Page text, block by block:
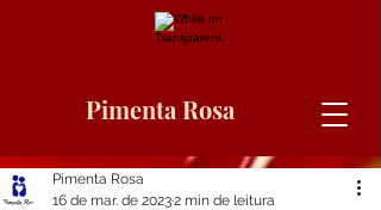
Pimenta Rosa
Pimenta Rosa
16 de mar. de 20232 min de leitura